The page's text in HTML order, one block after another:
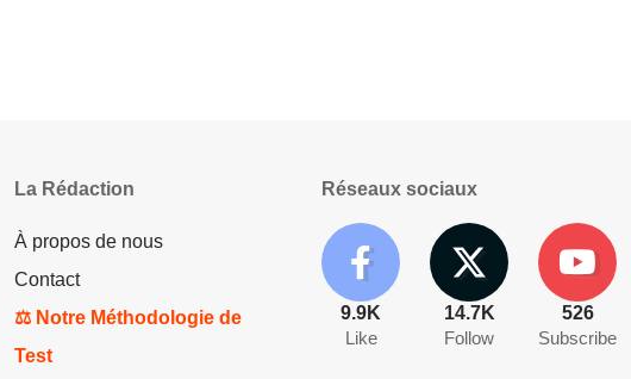
La Rédaction
À propos de nous
Contact
⚖️ Notre Méthodologie de
Test
Réseaux sociaux
9.9K
Like
14.7K
Follow
526
Subscribe